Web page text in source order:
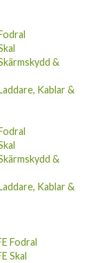
&
Kablar &
&
Kablar &
Fodral
Skal